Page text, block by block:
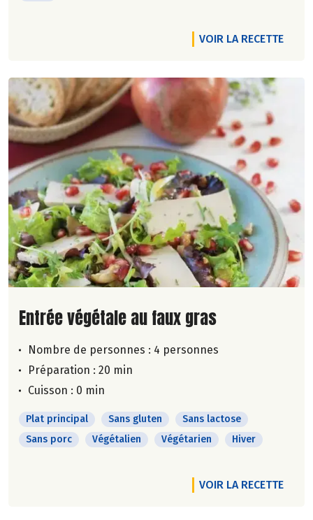
VOIR LA RECETTE
Lire la suite de la recette
Entrée végétale au faux gras
Nombre de personnes : 4 personnes
Préparation : 20 min
Cuisson : 0 min
Plat principal Sans gluten
Sans lactose
Sans porc
Végétalien Végétarien Hiver
VOIR LA RECETTE